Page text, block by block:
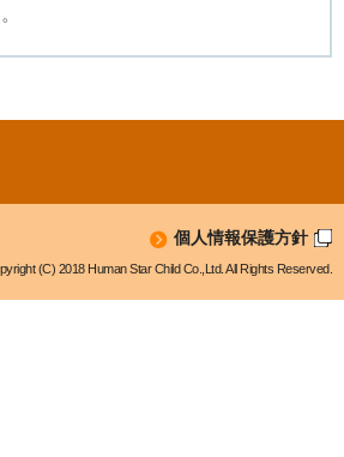
個人情報保護方針
(C) 2018 Human Star Child Co.,Ltd. All Rights Reserved.